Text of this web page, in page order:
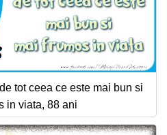
tot ceea ce este mai bun si
in viata, 88 ani